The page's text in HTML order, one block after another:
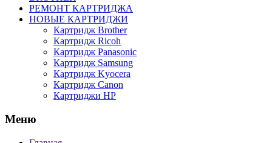
РЕМОНТ КАРТРИДЖА
НОВЫЕ КАРТРИДЖИ
Картридж Brother
Картридж Ricoh
Картридж Panasonic
Картридж Samsung
Картридж Kyocera
Картридж Canon
Картриджи HP
Меню